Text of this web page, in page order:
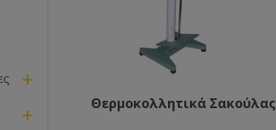
Θερμοκολλητικά Σακούλας
+
+